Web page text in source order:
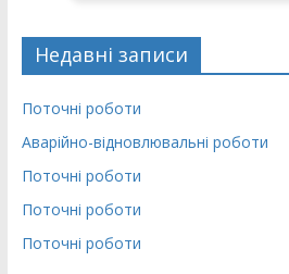
Недавні записи
Поточні роботи
Аварійно-відновлювальні роботи
Поточні роботи
Поточні роботи
Поточні роботи